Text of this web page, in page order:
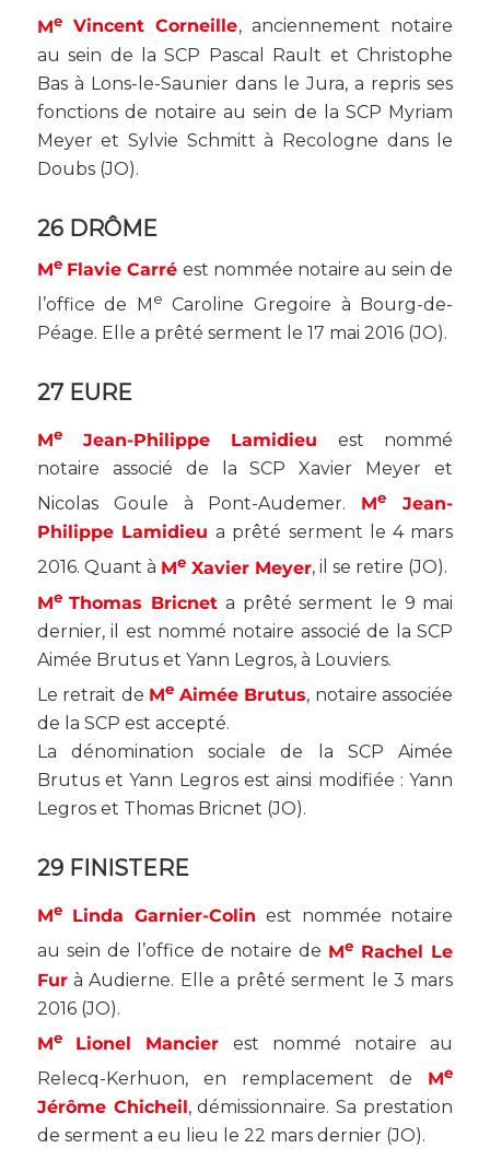
Me Vincent Corneille, anciennement notaire
au sein de la SCP Pascal Rault et Christophe
Bas à Lons-le-Saunier dans le Jura, a repris ses
fonctions de notaire au sein de la SCP Myriam
Meyer et Sylvie Schmitt à Recologne dans le
Doubs (JO).
26 DRÔME
Me Flavie Carré est nommée notaire au sein de
l’office de M e Caroline Gregoire à Bourg-de-
Péage. Elle a prêté serment le 17 mai 2016 (JO).
27 EURE
MeJean-Philippe Lamidieu est nommé
notaire associé de la SCP Xavier Meyer et
Nicolas Goule à Pont-Audemer. Me
Jean-
Philippe Lamidieua prêté serment le 4 mars
2016. Quant à MeXavier Meyer, il se retire (JO).
Me Thomas Bricnet a prêté serment le 9 mai
dernier, il est nommé notaire associé de la SCP
Aimée Brutus et Yann Legros, à Louviers.
Le retrait de Me Aimée Brutus, notaire associée
de la SCP est accepté.
La dénomination sociale de la SCP Aimée
Brutus et Yann Legros est ainsi modifiée : Yann
Legros et Thomas Bricnet (JO).
29 FINISTERE
MeLinda Garnier-Colinest nommée notaire
au sein de l’office de notaire de Me Rachel Le
Furà Audierne. Elle a prêté serment le 3 mars
2016 (JO).
Me Lionel Mancier est nommé notaire au
Relecq-Kerhuon, en remplacement de Me
Jérôme Chicheil, démissionnaire. Sa prestation
de serment a eu lieu le 22 mars dernier (JO).